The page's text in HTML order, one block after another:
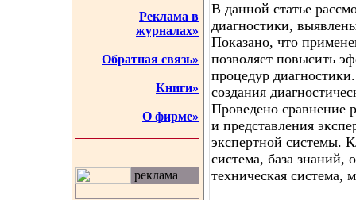
Реклама в
журналах»
Обратная связь»
Книги»
О фирме»
реклама
В данной статье
диагностики,
Показано, что
позволяет повысить
процедур
создания
Проведено сравнение
и представления
экспертной системы.
система, база знаний,
техническая система,